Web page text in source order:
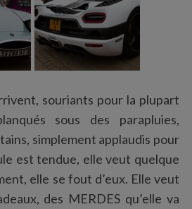
souriants pour la plupart
sous des parapluies,
simplement applaudis pour
est tendue, elle veut quelque
elle se fout d’eux. Elle veut
des MERDES qu’elle va